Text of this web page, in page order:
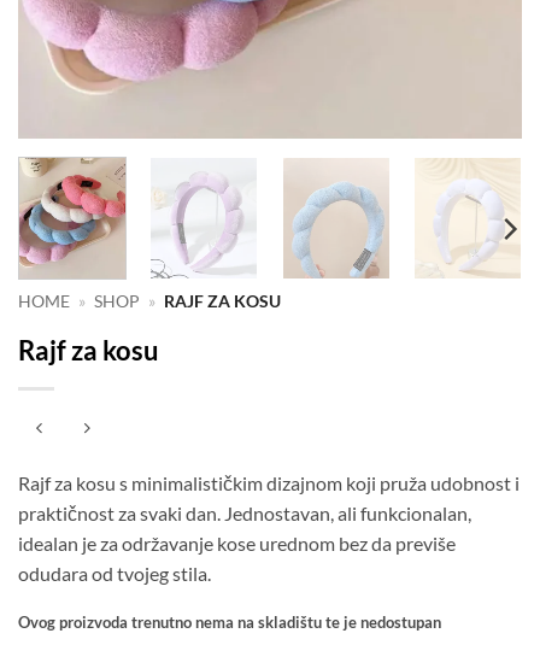
HOME » SHOP » RAJF ZA KOSU
Rajf za kosu
Rajf za kosu s minimalističkim dizajnom koji pruža udobnost i
praktičnost za svaki dan. Jednostavan, ali funkcionalan,
idealan je za održavanje kose urednom bez da previše
odudara od tvojeg stila.
Ovog proizvoda trenutno nema na skladištu te je nedostupan